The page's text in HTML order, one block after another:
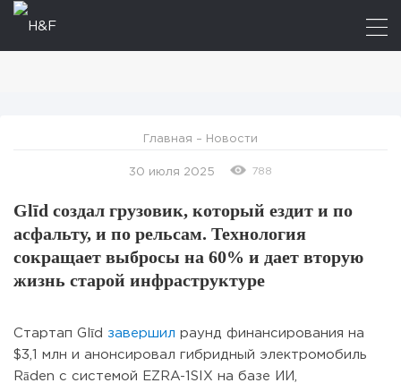
Главная – Новости
30 июля 2025 788
Glīd создал грузовик, который ездит и по
асфальту, и по рельсам. Технология
сокращает выбросы на 60% и дает вторую
жизнь старой инфраструктуре
Стартап Glīd завершил раунд финансирования на
$3,1 млн и анонсировал гибридный электромобиль
Rāden с системой EZRA-1SIX на базе ИИ,